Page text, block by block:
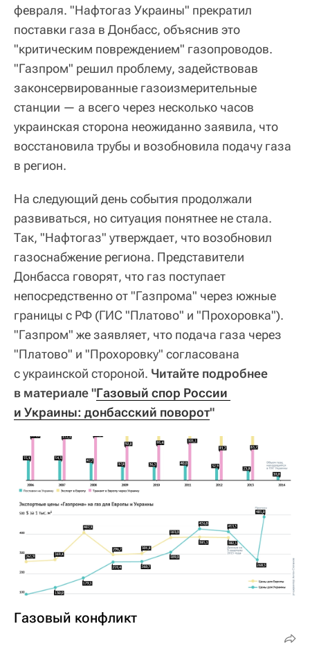
февраля. "Нафтогаз Украины" прекратил
поставки газа в Донбасс, объяснив это
"критическим повреждением" газопроводов.
"Газпром" решил проблему, задействовав
законсервированные газоизмерительные
станции — а всего через несколько часов
украинская сторона неожиданно заявила, что
восстановила трубы и возобновила подачу газа
в регион.
На следующий день события продолжали
развиваться, но ситуация понятнее не стала.
Так, "Нафтогаз" утверждает, что возобновил
газоснабжение региона. Представители
Донбасса говорят, что газ поступает
непосредственно от "Газпрома" через южные
границы с РФ (ГИС "Платово" и "Прохоровка").
"Газпром" же заявляет, что подача газа через
"Платово" и "Прохоровку" согласована
с украинской стороной. Читайте подробнее
в материале "Газовый спор России
и Украины: донбасский поворот"
Газовый конфликт